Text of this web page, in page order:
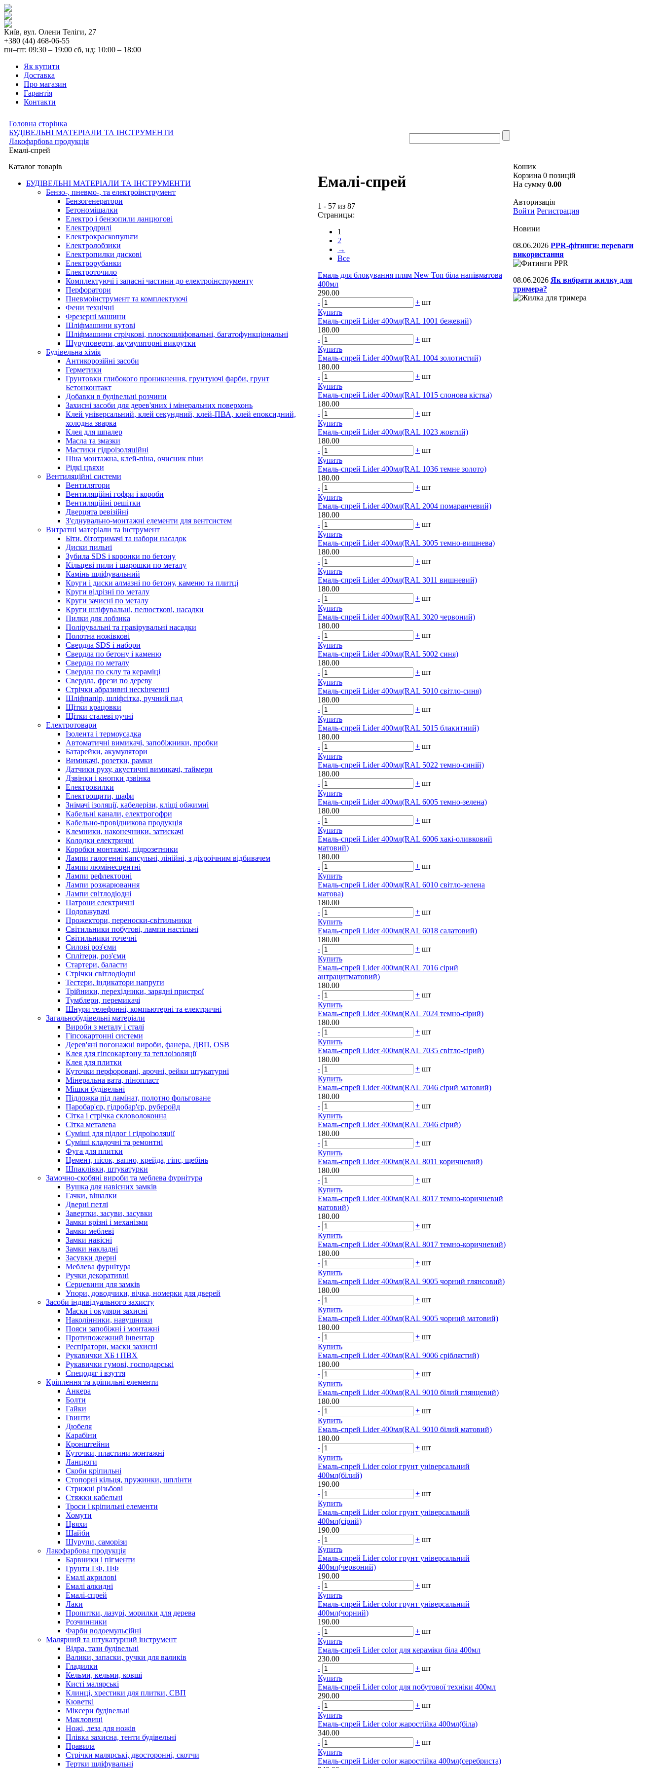
Київ, вул. Олени Теліги, 27
+380 (44) 468-06-55
пн–пт: 09:30 – 19:00 сб, нд: 10:00 – 18:00
Як купити
Доставка
Про магазин
Гарантія
Контакти
Головна сторінка
БУДІВЕЛЬНІ МАТЕРІАЛИ ТА ІНСТРУМЕНТИ
Лакофарбова продукція
Емалі-спрей
Каталог товарів
БУДІВЕЛЬНІ МАТЕРІАЛИ ТА ІНСТРУМЕНТИ
Бензо-, пневмо-, та електроінструмент
Бензогенератори
Бетономішалки
Електро і бензопили ланцюгові
Електродрилі
Електрокраскопульти
Електролобзики
Електропилки дискові
Електрорубанки
Електроточило
Комплектуючі і запасні частини до електроінструменту
Перфоратори
Пневмоінструмент та комплектуючі
Фени технічні
Фрезерні машини
Шліфмашини кутові
Шліфмашини стрічкові, плоскошліфовальні, багатофункціональні
Шуруповерти, акумуляторні викрутки
Будівельна хімія
Антикорозійні засоби
Герметики
Грунтовки глибокого проникнення, грунтуючі фарби, грунт
Бетонконтакт
Добавки в будівельні розчини
Захисні засоби для дерев'яних і мінеральних поверхонь
Клей універсальний, клей секундний, клей-ПВА, клей епоксидний,
холодна зварка
Клея для шпалер
Масла та змазки
Мастики гідроізоляційні
Піна монтажна, клей-піна, очисник піни
Рідкі цвяхи
Вентиляційні системи
Вентилятори
Вентиляційні гофри і короби
Вентиляційні решітки
Дверцята ревізійні
З'єднувально-монтажні елементи для вентсистем
Витратні матеріали та інструмент
Біти, бітотримачі та набори насадок
Диски пильні
Зубила SDS і коронки по бетону
Кільцеві пили і шарошки по металу
Камінь шліфувальний
Круги і диски алмазні по бетону, каменю та плитці
Круги відрізні по металу
Круги зачисні по металу
Круги шліфувальні, пелюсткові, насадки
Пилки для лобзика
Полірувальні та гравірувальні насадки
Полотна ножівкові
Свердла SDS і набори
Свердла по бетону і каменю
Свердла по металу
Свердла по склу та кераміці
Свердла, фрези по дереву
Стрічки абразивні нескінченні
Шліфпапір, шліфсітка, ручний пад
Щітки крацовки
Щітки сталеві ручні
Електротовари
Ізолента і термоусадка
Автоматичні вимикачі, запобіжники, пробки
Батарейки, акумулятори
Вимикачі, розетки, рамки
Датчики руху, акустичні вимикачі, таймери
Дзвінки і кнопки дзвінка
Електровилки
Електрощити, шафи
Знімачі ізоляції, кабелерізи, кліщі обжимні
Кабельні канали, електрогофри
Кабельно-провідникова продукція
Клемники, наконечники, затискачі
Колодки електричні
Коробки монтажні, підрозетники
Лампи галогенні капсульні, лінійні, з діхроічним відбивачем
Лампи люмінесцентні
Лампи рефлекторні
Лампи розжарювання
Лампи світлодіодні
Патрони електричні
Подовжувачі
Прожектори, переноски-світильники
Світильники побутові, лампи настільні
Світильники точечні
Силові роз'єми
Сплітери, роз'єми
Стартери, баласти
Стрічки світлодіодні
Тестери, індикатори напруги
Трійники, перехідники, зарядні пристрої
Тумблери, перемикачі
Шнури телефонні, компьютерні та електричні
Загальнобудівельні матеріали
Вироби з металу і сталі
Гіпсокартонні системи
Дерев'яні погонажні вироби, фанера, ДВП, OSB
Клея для гіпсокартону та теплоізоляції
Клея для плитки
Куточки перфоровані, арочні, рейки штукатурні
Мінеральна вата, пінопласт
Мішки будівельні
Підложка під ламінат, полотно фольговане
Паробар'єр, гідробар'єр, руберойд
Сітка і стрічка скловолоконна
Сітка металева
Суміші для підлог і гідроізоляції
Суміші кладочні та ремонтні
Фуга для плитки
Цемент, пісок, вапно, крейда, гіпс, щебінь
Шпаклівки, штукатурки
Замочно-скобяні вироби та меблева фурнітура
Вушка для навісних замків
Гачки, вішалки
Дверні петлі
Завертки, засуви, засувки
Замки врізні і механізми
Замки меблеві
Замки навісні
Замки накладні
Засувки дверні
Меблева фурнітура
Ручки декоративні
Серцевини для замків
Упори, доводчики, вічка, номерки для дверей
Засоби індивідуального захисту
Маски і окуляри захисні
Наколінники, навушники
Пояси запобіжні і монтажні
Протипожежний інвентар
Респіратори, маски захисні
Рукавички ХБ і ПВХ
Рукавички гумові, господарські
Спецодяг і взуття
Кріплення та кріпильні елементи
Анкера
Болти
Гайки
Гвинти
Дюбеля
Карабіни
Кронштейни
Куточки, пластини монтажні
Ланцюги
Скоби кріпильні
Стопорні кільця, пружинки, шплінти
Стрижні різьбові
Стяжки кабельні
Троси і кріпильні елементи
Хомути
Цвяхи
Шайби
Шурупи, саморізи
Лакофарбова продукція
Барвники і пігменти
Грунти ГФ, ПФ
Емалі акрилові
Емалі алкидні
Емалі-спрей
Лаки
Пропитки, лазурі, морилки для дерева
Розчинники
Фарби водоемульсійні
Малярний та штукатурний інструмент
Відра, тази будівельні
Валики, запаски, ручки для валиків
Гладилки
Кельми, кельми, ковші
Кисті малярські
Клинці, хрестики для плитки, СВП
Кюветкі
Міксери будівельні
Макловиці
Ножі, леза для ножів
Плівка захисна, тенти будівельні
Правила
Стрічки малярські, двосторонні, скотчи
Тертки шліфувальні
Емалі-спрей
1 - 57 из 87
Страницы:
1
2
→
Все
Емаль для блокування плям New Ton біла напівматова
400мл
290.00
-
+ шт
Купить
Емаль-спрей Lider 400мл(RAL 1001 бежевий)
180.00
-
+ шт
Купить
Емаль-спрей Lider 400мл(RAL 1004 золотистий)
180.00
-
+ шт
Купить
Емаль-спрей Lider 400мл(RAL 1015 слонова кістка)
180.00
-
+ шт
Купить
Емаль-спрей Lider 400мл(RAL 1023 жовтий)
180.00
-
+ шт
Купить
Емаль-спрей Lider 400мл(RAL 1036 темне золото)
180.00
-
+ шт
Купить
Емаль-спрей Lider 400мл(RAL 2004 помаранчевий)
180.00
-
+ шт
Купить
Емаль-спрей Lider 400мл(RAL 3005 темно-вишнева)
180.00
-
+ шт
Купить
Емаль-спрей Lider 400мл(RAL 3011 вишневий)
180.00
-
+ шт
Купить
Емаль-спрей Lider 400мл(RAL 3020 червоний)
180.00
-
+ шт
Купить
Емаль-спрей Lider 400мл(RAL 5002 синя)
180.00
-
+ шт
Купить
Емаль-спрей Lider 400мл(RAL 5010 світло-синя)
180.00
-
+ шт
Купить
Емаль-спрей Lider 400мл(RAL 5015 блакитний)
180.00
-
+ шт
Купить
Емаль-спрей Lider 400мл(RAL 5022 темно-синій)
180.00
-
+ шт
Купить
Емаль-спрей Lider 400мл(RAL 6005 темно-зелена)
180.00
-
+ шт
Купить
Емаль-спрей Lider 400мл(RAL 6006 хакі-оливковий
матовий)
180.00
-
+ шт
Купить
Емаль-спрей Lider 400мл(RAL 6010 світло-зелена
матова)
180.00
-
+ шт
Купить
Емаль-спрей Lider 400мл(RAL 6018 салатовий)
180.00
-
+ шт
Купить
Емаль-спрей Lider 400мл(RAL 7016 сірий
антрацитматовий)
180.00
-
+ шт
Купить
Емаль-спрей Lider 400мл(RAL 7024 темно-сірий)
180.00
-
+ шт
Купить
Емаль-спрей Lider 400мл(RAL 7035 світло-сірий)
180.00
-
+ шт
Купить
Емаль-спрей Lider 400мл(RAL 7046 сірий матовий)
180.00
-
+ шт
Купить
Емаль-спрей Lider 400мл(RAL 7046 сірий)
180.00
-
+ шт
Купить
Емаль-спрей Lider 400мл(RAL 8011 коричневий)
180.00
-
+ шт
Купить
Емаль-спрей Lider 400мл(RAL 8017 темно-коричневий
матовий)
180.00
-
+ шт
Купить
Емаль-спрей Lider 400мл(RAL 8017 темно-коричневий)
180.00
-
+ шт
Купить
Емаль-спрей Lider 400мл(RAL 9005 чорний глянсовий)
180.00
-
+ шт
Купить
Емаль-спрей Lider 400мл(RAL 9005 чорний матовий)
180.00
-
+ шт
Купить
Емаль-спрей Lider 400мл(RAL 9006 сріблястий)
180.00
-
+ шт
Купить
Емаль-спрей Lider 400мл(RAL 9010 білий глянцевий)
180.00
-
+ шт
Купить
Емаль-спрей Lider 400мл(RAL 9010 білий матовий)
180.00
-
+ шт
Купить
Емаль-спрей Lider color грунт універсальний
400мл(білий)
190.00
-
+ шт
Купить
Емаль-спрей Lider color грунт універсальний
400мл(сірий)
190.00
-
+ шт
Купить
Емаль-спрей Lider color грунт універсальний
400мл(червоний)
190.00
-
+ шт
Купить
Емаль-спрей Lider color грунт універсальний
400мл(чорний)
190.00
-
+ шт
Купить
Емаль-спрей Lider color для кераміки біла 400мл
230.00
-
+ шт
Купить
Емаль-спрей Lider color для побутової техніки 400мл
290.00
-
+ шт
Купить
Емаль-спрей Lider color жаростійка 400мл(біла)
340.00
-
+ шт
Купить
Емаль-спрей Lider color жаростійка 400мл(серебриста)
Кошик
Корзина 0 позицій
На сумму 0.00
Авторизація
Войти Регистрация
Новини
08.06.2026 PPR-фітинги: переваги
використання
08.06.2026 Як вибрати жилку для
тримера?